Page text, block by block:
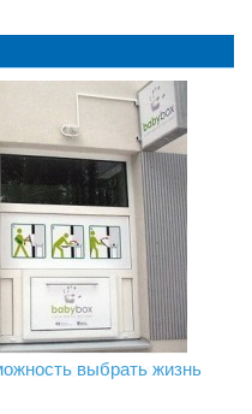
в пляжном
выбрать жизнь
Даугавпилсское